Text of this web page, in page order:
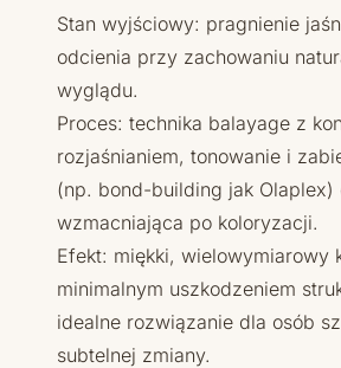
Stan wyjściowy: pragnienie
odcienia przy zachowaniu
wyglądu.
Proces: technika balayage z
rozjaśnianiem, tonowanie i
(np. bond-building jak Olaplex)
wzmacniająca po koloryzacji.
Efekt: miękki, wielowymiarowy
minimalnym uszkodzeniem
idealne rozwiązanie dla osób
subtelnej zmiany.